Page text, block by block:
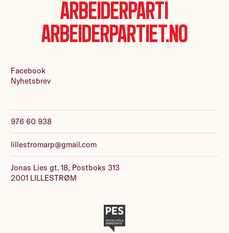
Arbeiderparti
Arbeiderpartiet.no
976 60 938
lillestromarp@gmail.com
Jonas Lies gt. 18, Postboks 313
2001 LILLESTRØM
Facebook
Nyhetsbrev